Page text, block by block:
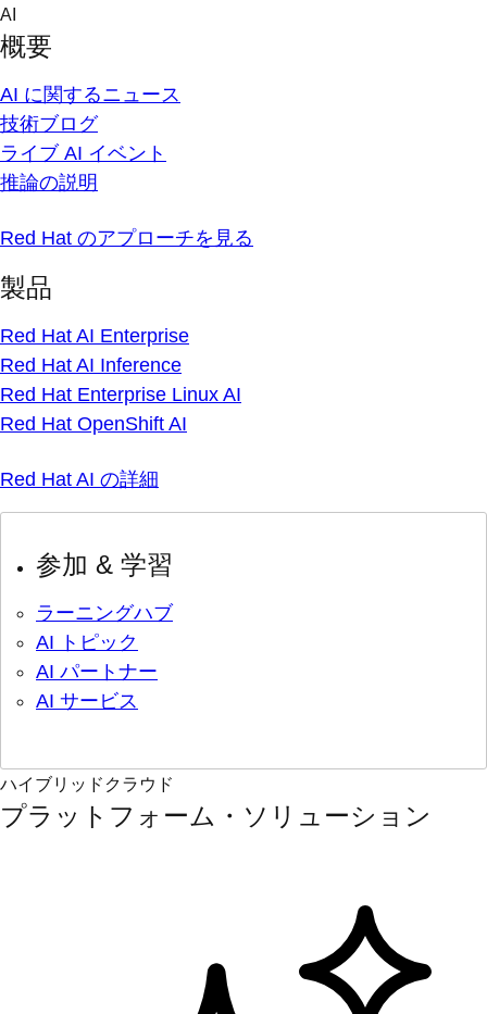
Skip
content
AI
概要
AI に関するニュース
技術ブログ
ライブ AI イベント
推論の説明
Red Hat のアプローチを見る
製品
Red Hat AI Enterprise
Red Hat AI Inference
Red Hat Enterprise Linux AI
Red Hat OpenShift AI
Red Hat AI の詳細
参加 & 学習
ラーニングハブ
AI トピック
AI パートナー
AI サービス
ハイブリッドクラウド
プラットフォーム・ソリューション